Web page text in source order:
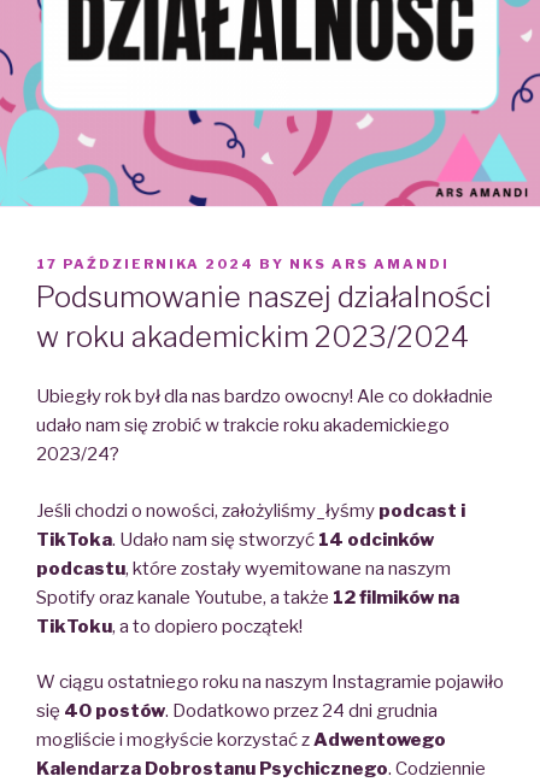
POSTED
ON
17 PAŹDZIERNIKA 2024 BY NKS ARS AMANDI
Podsumowanie naszej działalności
w roku akademickim 2023/2024
Ubiegły rok był dla nas bardzo owocny! Ale co dokładnie
udało nam się zrobić w trakcie roku akademickiego
2023/24?
Jeśli chodzi o nowości, założyliśmy_łyśmy podcast i
TikToka. Udało nam się stworzyć 14 odcinków
podcastu, które zostały wyemitowane na naszym
Spotify oraz kanale Youtube, a także 12 filmików na
TikToku, a to dopiero początek!
W ciągu ostatniego roku na naszym Instagramie pojawiło
się 40 postów. Dodatkowo przez 24 dni grudnia
mogliście i mogłyście korzystać zAdwentowego
Kalendarza Dobrostanu Psychicznego. Codziennie